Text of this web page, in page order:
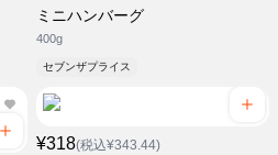
ミニハンバーグ
400g
セブンザプライス
¥318(税込¥343.44)